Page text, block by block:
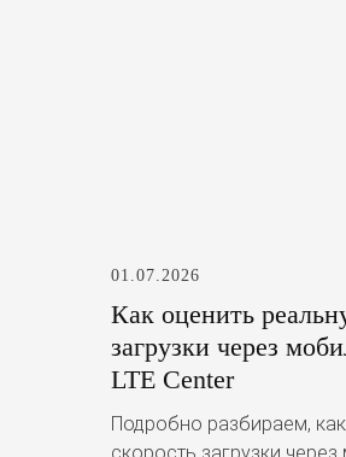
01.07.2026
Как оценить
загрузки через
LTE Center
Подробно разбираем,